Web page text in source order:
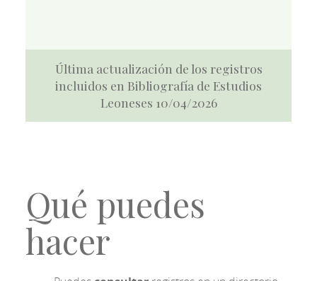
Última actualización de los registros
incluidos en Bibliografía de Estudios
Leoneses 10/04/2026
Qué puedes
hacer